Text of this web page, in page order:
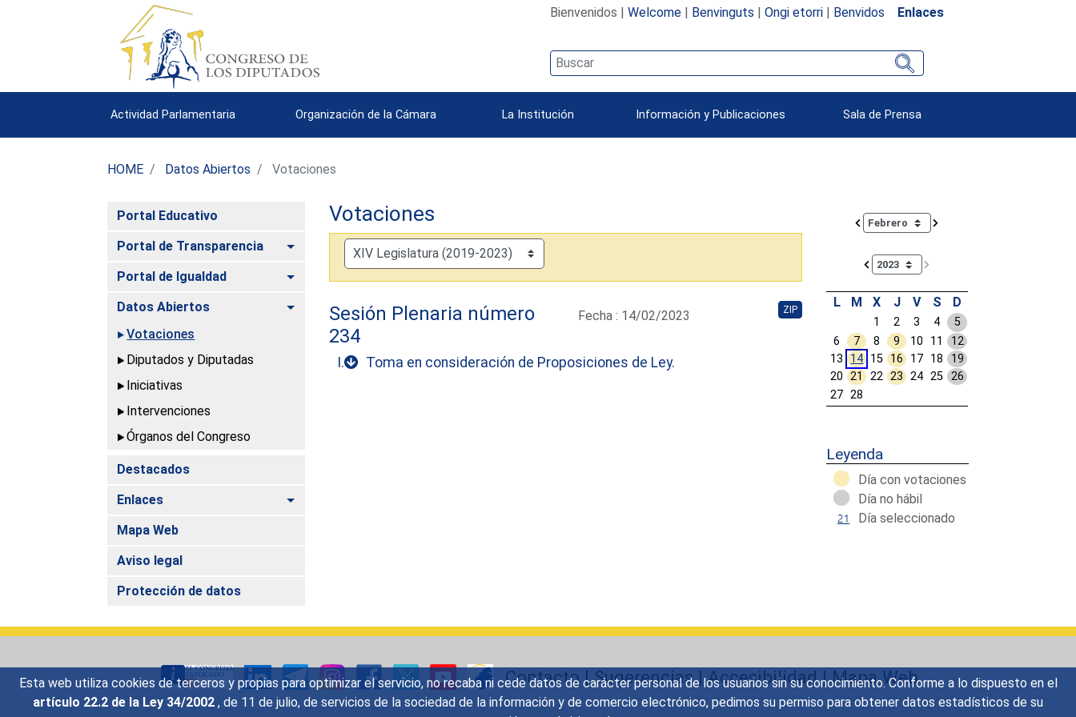
Esta web utiliza cookies de terceros y propias para optimizar el servicio, no recaba ni cede datos de carácter personal de los usuarios sin su conocimiento. Conforme a lo dispuesto en el
artículo 22.2 de la Ley 34/2002 , de 11 de julio, de servicios de la sociedad de la información y de comercio electrónico, pedimos su permiso para obtener datos estadísticos de su
Bienvenidos | Welcome| Benvinguts | Ongi etorri| Benvidos Enlaces
Actividad Parlamentaria Organización de la Cámara La Institución Información y Publicaciones Sala de Prensa
HOME Datos Abiertos Votaciones
Portal Educativo
Portal de Transparencia
Alternar
Portal de Igualdad Alternar
Datos Abiertos
Alternar
Votaciones
Diputados y Diputadas
Iniciativas
Intervenciones
Órganos del Congreso
Destacados
Enlaces
Alternar
Mapa Web
Aviso legal
Protección de datos
Votaciones
Sesión Plenaria número
234
Fecha : 14/02/2023 ZIP
I. Toma en consideración de Proposiciones de Ley.
Calendar io de actividades. Doce Legislatura
L M X J V S D
1 2 3 4
5
6
7 8 9 10 11
12
13
14 15 16 17 18
19
20
21 22 23 24 25 26
27 28
Leyenda
Día con votaciones
Día no hábil
Día seleccionado
Contacto |Sugerencias|Accesibilidad|Mapa Web